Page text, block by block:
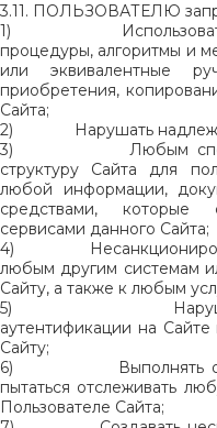
3.11. ПОЛЬЗОВАТЕЛЮ
1)
процедуры, алгоритмы и
или эквивалентные
приобретения,
Сайта;
2)
Нарушать
3)
Любым
структуру Сайта для
любой информации,
средствами, которые
сервисами данного Сайта;
4)
любым другим системам
Сайту, а также к любым
5)
аутентификации на
Сайту;
6)
Выполнять
пытаться отслеживать
Пользователе Сайта;